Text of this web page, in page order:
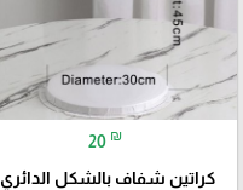
20 ₪
كراتين شفاف بالشكل الدائري